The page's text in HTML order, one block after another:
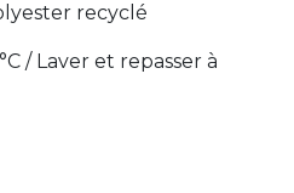
recyclé
/ Laver et repasser à